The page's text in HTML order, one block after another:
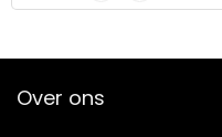
Over ons